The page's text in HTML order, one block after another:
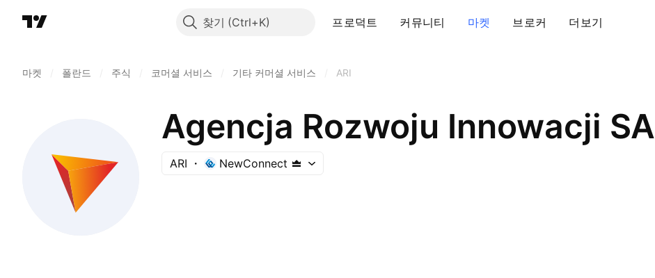
찾기 프로덕트 커뮤니티 마켓 브로커 더보기
마켓 폴란드 주식 코머셜 서비스 기타 커머셜 서비스 ARI
Agencja Rozwoju Innowacji SA
ARI NewConnect